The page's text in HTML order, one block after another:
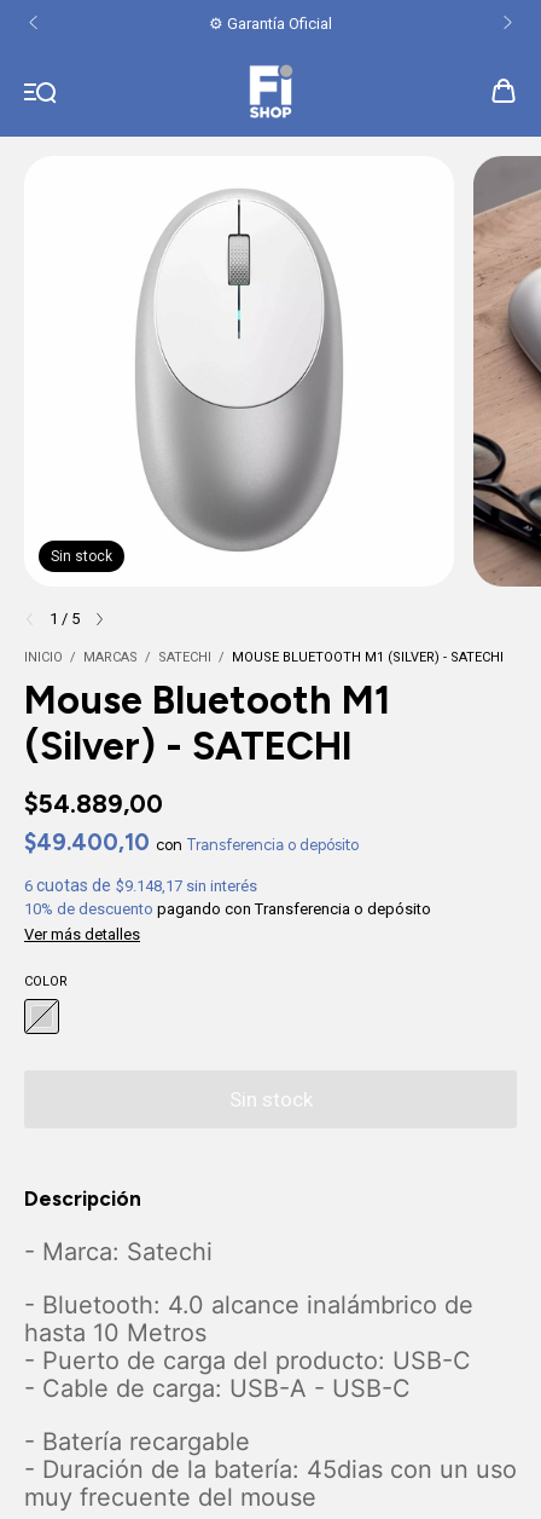
⚙️ Garantía Oficial
Sin stock
1 / 5
INICIO / MARCAS / SATECHI / MOUSE BLUETOOTH M1 (SILVER) - SATECHI
Mouse Bluetooth M1
(Silver) - SATECHI
$54.889,00
$49.400,10 con Transferencia o depósito
6 $9.148,17 sin interés
10% de descuento pagando con Transferencia o depósito
Ver más detalles
COLOR
Descripción
- Marca: Satechi
- Bluetooth: 4.0 alcance inalámbrico de
hasta 10 Metros
- Puerto de carga del producto: USB-C
- Cable de carga: USB-A - USB-C
- Batería recargable
- Duración de la batería: 45dias con un uso
muy frecuente del mouse